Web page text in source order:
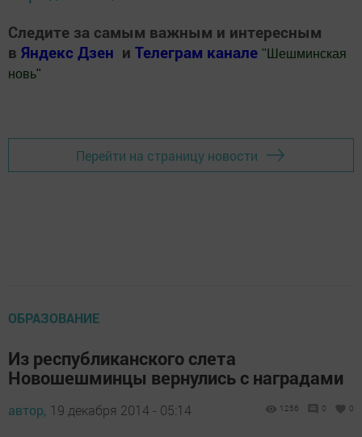
Следите за самым важным и интересным
в Яндекс Дзен и Телеграм канале " Шешминская
новь"
Перейти на страницу новости
ОБРАЗОВАНИЕ
Из республиканского слета
Новошешминцы вернулись с наградами
автор, 19 декабря 2014 - 05:14 1256 0 0